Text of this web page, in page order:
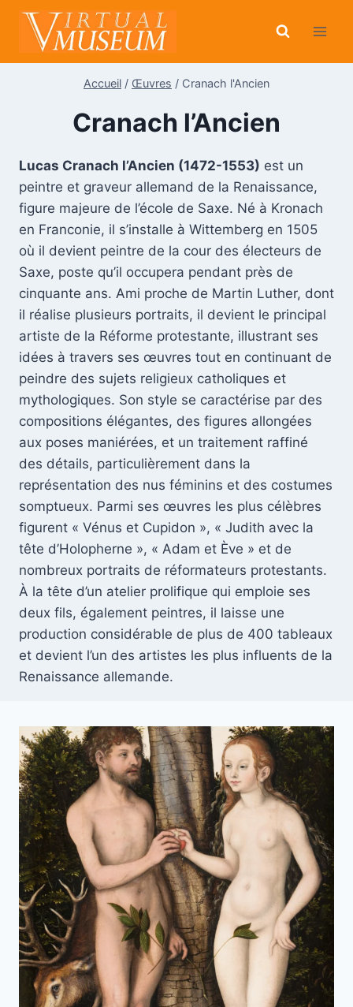
Aller
contenu
Accueil / Œuvres / Cranach l'Ancien
Cranach l’Ancien
Lucas Cranach l’Ancien (1472-1553) est un
peintre et graveur allemand de la Renaissance,
figure majeure de l’école de Saxe. Né à Kronach
en Franconie, il s’installe à Wittemberg en 1505
où il devient peintre de la cour des électeurs de
Saxe, poste qu’il occupera pendant près de
cinquante ans. Ami proche de Martin Luther, dont
il réalise plusieurs portraits, il devient le principal
artiste de la Réforme protestante, illustrant ses
idées à travers ses œuvres tout en continuant de
peindre des sujets religieux catholiques et
mythologiques. Son style se caractérise par des
compositions élégantes, des figures allongées
aux poses maniérées, et un traitement raffiné
des détails, particulièrement dans la
représentation des nus féminins et des costumes
somptueux. Parmi ses œuvres les plus célèbres
figurent « Vénus et Cupidon », « Judith avec la
tête d’Holopherne », « Adam et Ève » et de
nombreux portraits de réformateurs protestants.
À la tête d’un atelier prolifique qui emploie ses
deux fils, également peintres, il laisse une
production considérable de plus de 400 tableaux
et devient l’un des artistes les plus influents de la
Renaissance allemande.